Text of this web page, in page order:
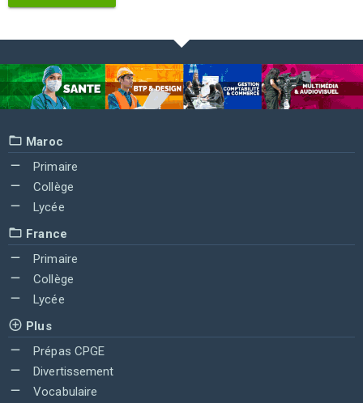
Maroc
Primaire
Collège
Lycée
France
Primaire
Collège
Lycée
Plus
Prépas CPGE
Divertissement
Vocabulaire